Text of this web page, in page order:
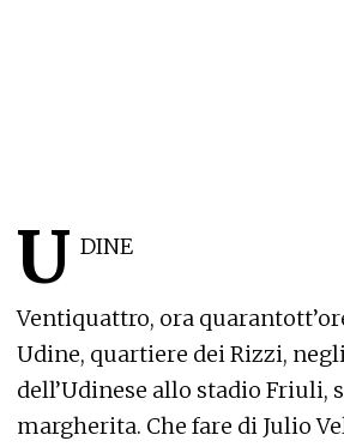
U DINE
Ventiquattro, ora
Udine, quartiere dei Rizzi,
dell’Udinese allo stadio Friuli,
margherita. Che fare di Julio